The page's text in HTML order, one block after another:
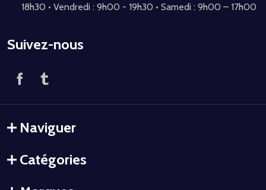
18h30 • Vendredi : 9h00 - 19h30 • Samedi : 9h00 – 17h00
Suivez-nous
Naviguer
Catégories